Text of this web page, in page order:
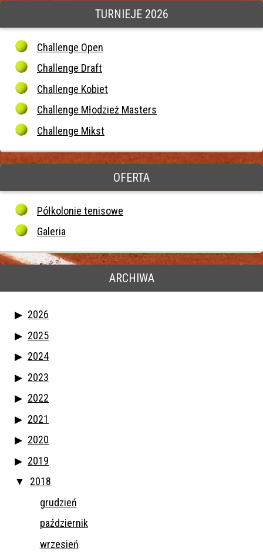
TURNIEJE 2026
Challenge Open
Challenge Draft
Challenge Kobiet
Challenge Młodzież Masters
Challenge Mikst
OFERTA
Półkolonie tenisowe
Galeria
ARCHIWA
2026
2025
2024
2023
2022
2021
2020
2019
2018
grudzień
październik
wrzesień